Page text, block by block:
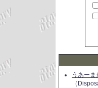
うあーま
（